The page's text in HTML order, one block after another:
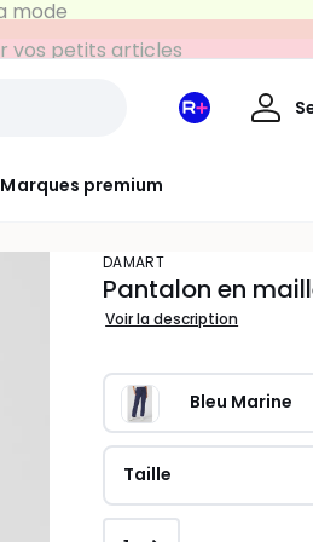
Marques premium
Mon
DAMART
Pantalon en
Voir la description
Bleu Marine
Taille